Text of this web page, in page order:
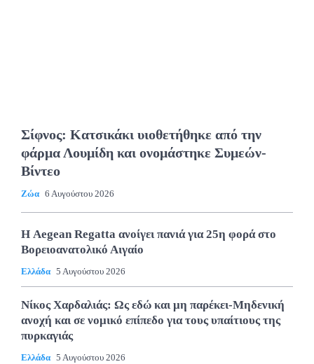
Σίφνος: Κατσικάκι υιοθετήθηκε από την
φάρμα Λουμίδη και ονομάστηκε Συμεών-
Βίντεο
Ζώα 6 Αυγούστου 2026
Η Aegean Regatta ανοίγει πανιά για 25η φορά στο
Βορειοανατολικό Αιγαίο
Ελλάδα 5 Αυγούστου 2026
Νίκος Χαρδαλιάς: Ως εδώ και μη παρέκει-Μηδενική
ανοχή και σε νομικό επίπεδο για τους υπαίτιους της
πυρκαγιάς
Ελλάδα 5 Αυγούστου 2026